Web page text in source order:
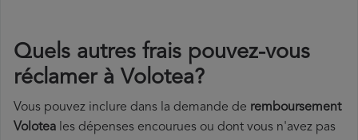
Quels autres frais pouvez-vous
réclamer à Volotea?
Vous pouvez inclure dans la demande de remboursement
Volotea les dépenses encourues ou dont vous n'avez pas